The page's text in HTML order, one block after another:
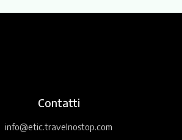
Contatti
info@etic.travelnostop.com